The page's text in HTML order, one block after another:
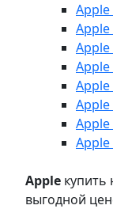
Apple
Apple
Apple
Apple
Apple
Apple
Apple
Apple
Apple
выгодной